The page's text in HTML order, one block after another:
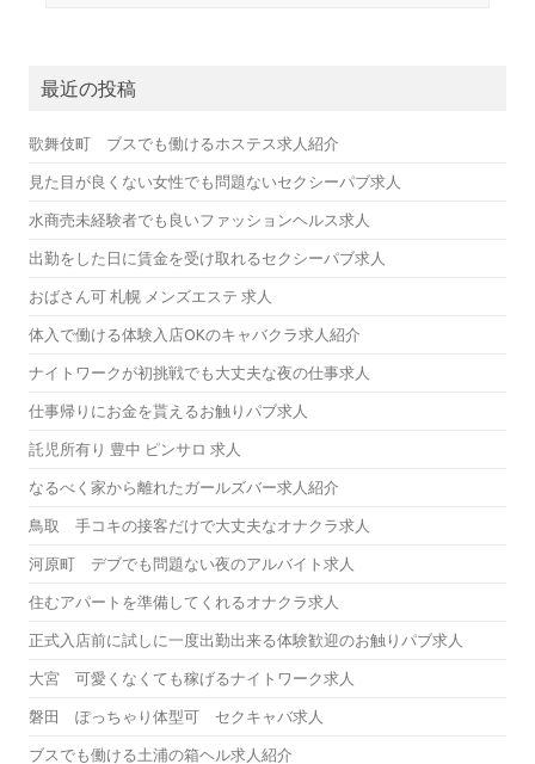
最近の投稿
歌舞伎町 ブスでも働けるホステス求人紹介
見た目が良くない女性でも問題ないセクシーパブ求人
水商売未経験者でも良いファッションヘルス求人
出勤をした日に賃金を受け取れるセクシーパブ求人
おばさん可 札幌 メンズエステ 求人
体入で働ける体験入店OKのキャバクラ求人紹介
ナイトワークが初挑戦でも大丈夫な夜の仕事求人
仕事帰りにお金を貰えるお触りパブ求人
託児所有り 豊中 ピンサロ 求人
なるべく家から離れたガールズバー求人紹介
鳥取 手コキの接客だけで大丈夫なオナクラ求人
河原町 デブでも問題ない夜のアルバイト求人
住むアパートを準備してくれるオナクラ求人
正式入店前に試しに一度出勤出来る体験歓迎のお触りパブ求人
大宮 可愛くなくても稼げるナイトワーク求人
磐田 ぽっちゃり体型可 セクキャバ求人
ブスでも働ける土浦の箱ヘル求人紹介